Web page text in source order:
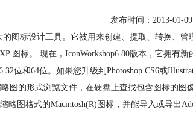
发布时间：2013-01-
的 图标设计工具。它被用来创建、提取、转换、管
图标。 现在， IconWorkshop6.80版本，它拥有新
位和64位。如果您升级到Photoshop CS6或
图的形式浏览文件，在硬盘上查找包含图标的
略图格式的Macintosh(R)图标，并能导入或导出